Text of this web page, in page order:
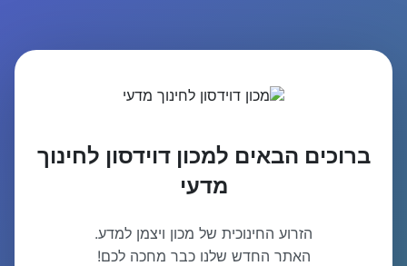
ברוכים הבאים למכון דוידסון לחינוך
מדעי
הזרוע החינוכית של מכון ויצמן למדע.
האתר החדש שלנו כבר מחכה לכם!